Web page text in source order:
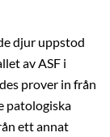
djur uppstod
av ASF i
prover in från
patologiska
ett annat